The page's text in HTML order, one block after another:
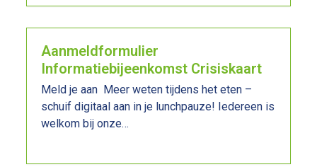
Aanmeldformulier
Informatiebijeenkomst Crisiskaart
Meld je aan Meer weten tijdens het eten –
schuif digitaal aan in je lunchpauze! Iedereen is
welkom bij onze…